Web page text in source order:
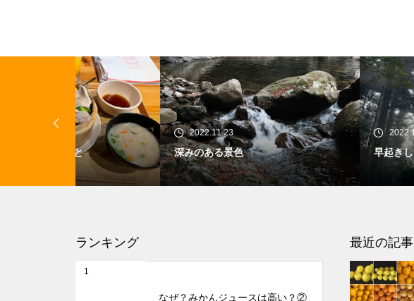
2022.11.23
深みのある景色
2022.11.14
早起きしたから見れたもの
ランキング
1
なぜ？みかんジュースは高い？②
最近の記事